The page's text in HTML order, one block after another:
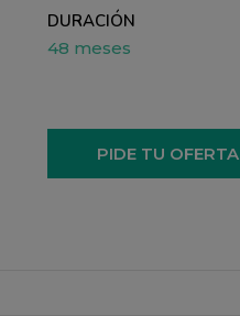
DURACIÓN
48 meses
PIDE TU OFERTA